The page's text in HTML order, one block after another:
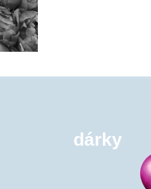
dárky